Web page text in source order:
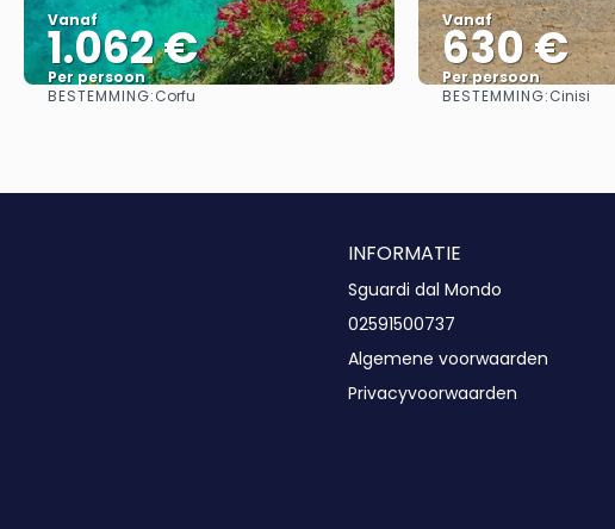
Vanaf
1.062 €
Per persoon
Bekijk
BESTEMMING:Corfu
Vanaf
630 €
Per persoon
Bekijk
BESTEMMING:Cinisi
INFORMATIE
Sguardi dal Mondo
02591500737
Algemene voorwaarden
Privacyvoorwaarden